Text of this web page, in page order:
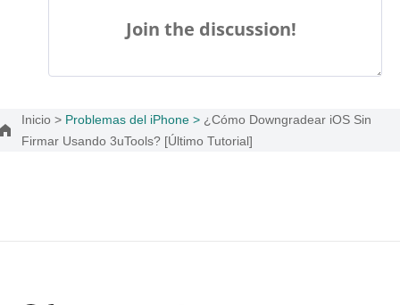
Join the discussion!
Inicio > Problemas del iPhone > ¿Cómo Downgradear iOS Sin
Firmar Usando 3uTools? [Último Tutorial]